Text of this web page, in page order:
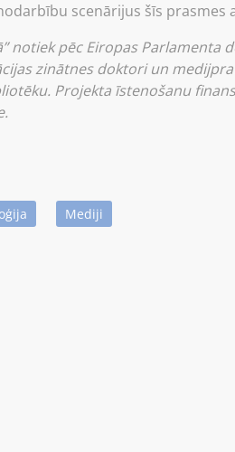
scenārijus šīs prasmes
notiek pēc Eiropas Parlamenta
zinātnes doktori un
Projekta īstenošanu
Mediji